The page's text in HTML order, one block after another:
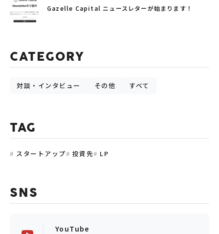
Gazelle Capital ニュースレターが始まります！
CATEGORY
対談・インタビュー その他 すべて
TAG
スタートアップ 投資先 LP
SNS
YouTube